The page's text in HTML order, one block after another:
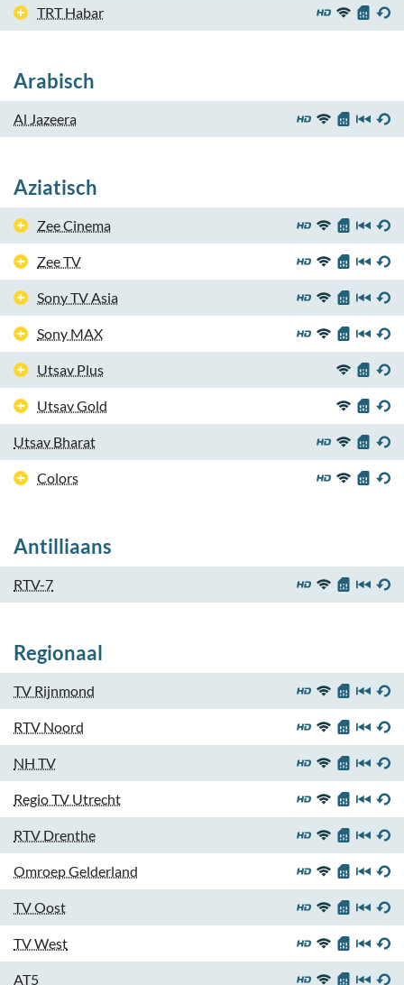
TRT Habar
Arabisch
Al Jazeera
Aziatisch
Zee Cinema
Zee TV
Sony TV Asia
Sony MAX
Utsav Plus
Utsav Gold
Utsav Bharat
Colors
Antilliaans
RTV-7
Regionaal
TV Rijnmond
RTV Noord
NH TV
Regio TV Utrecht
RTV Drenthe
Omroep Gelderland
TV Oost
TV West
AT5